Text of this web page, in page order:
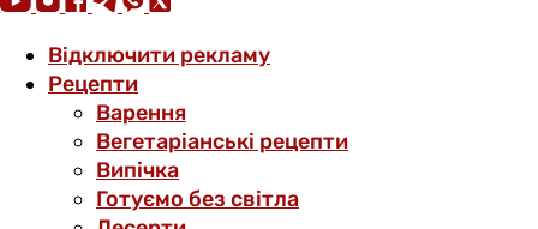
Відключити рекламу
Рецепти
Варення
Вегетаріанські рецепти
Випічка
Готуємо без світла